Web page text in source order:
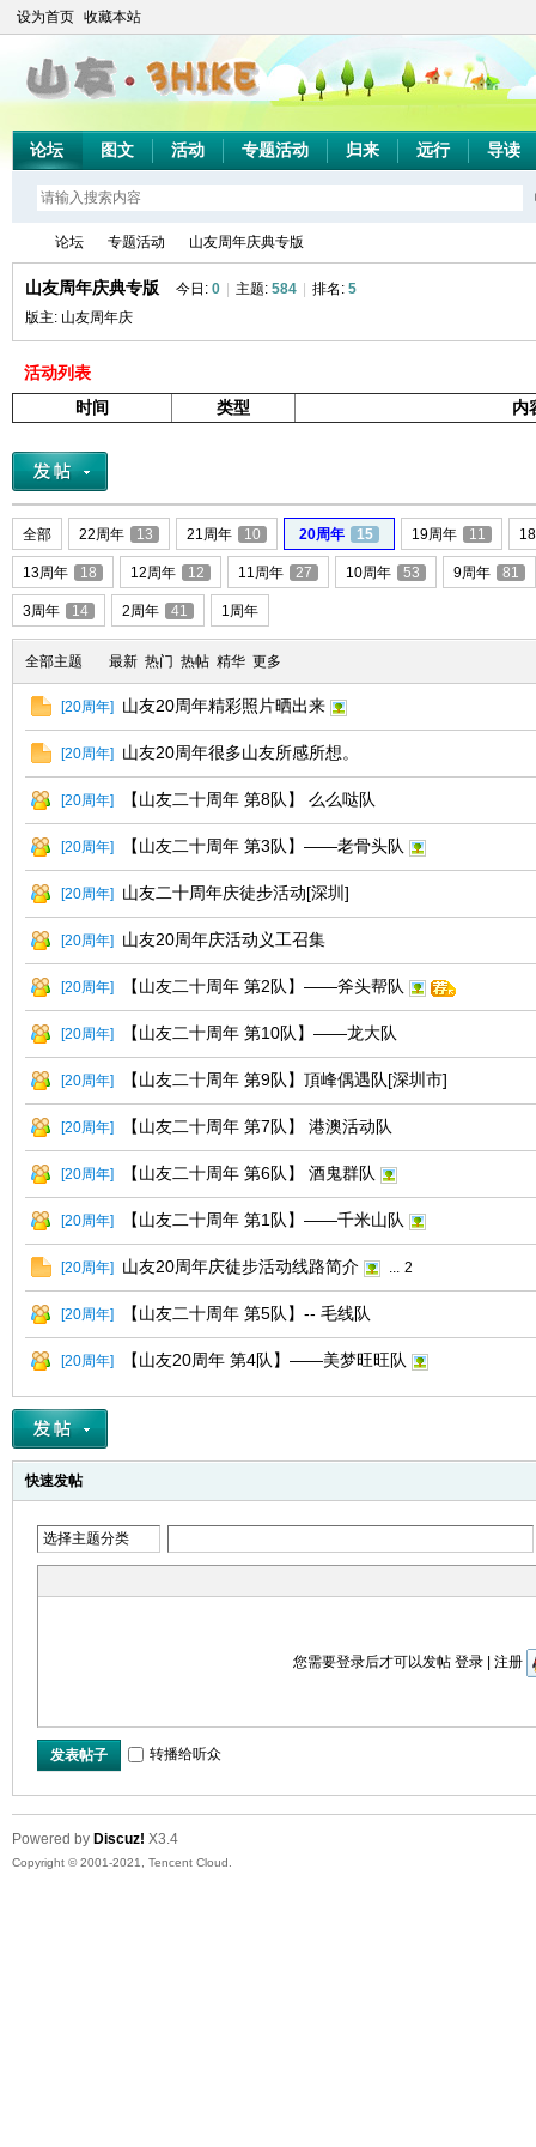
设为首页 收藏本站
论坛 图文 活动 专题活动 归来 远行 导读
山
友
户
»
论坛
›
专题活动
›
山友周年庆典专版
山友周年庆典专版 今日: 0 主题: 584 排名: 5
版主: 山友周年庆
活动列表
时间
类型 内
全部 22周年 13 21周年 10 20周年 15 19周年 11
13周年 18 12周年 12 11周年 27 10周年 53 9周年 81
3周年 14 2周年 41 1周年
全部主题 最新 热门 热帖 精华 更多
[20周年] 山友20周年精彩照片晒出来
[20周年] 山友20周年很多山友所感所想。
[20周年] 【山友二十周年 第8队】 么么哒队
[20周年] 【山友二十周年 第3队】——老骨头队
[20周年] 山友二十周年庆徒步活动[深圳]
[20周年] 山友20周年庆活动义工召集
[20周年] 【山友二十周年 第2队】——斧头帮队
[20周年] 【山友二十周年 第10队】——龙大队
[20周年] 【山友二十周年 第9队】頂峰偶遇队[深圳市]
[20周年] 【山友二十周年 第7队】 港澳活动队
[20周年] 【山友二十周年 第6队】 酒鬼群队
[20周年] 【山友二十周年 第1队】——千米山队
[20周年] 山友20周年庆徒步活动线路简介 ... 2
[20周年] 【山友二十周年 第5队】-- 毛线队
[20周年] 【山友20周年 第4队】——美梦旺旺队
快速发帖
选择主题分类
您需要登录后才可以发帖登录 |注册
发表帖子 转播给听众
Powered by Discuz! X3.4
Copyright © 2001-2021, Tencent Cloud.